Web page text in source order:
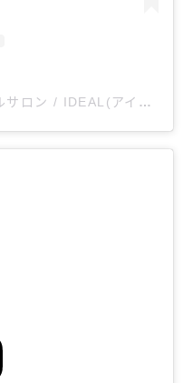
A post shared by 西条市ネイルサロン / IDEAL(アイディール) (@__ideal_nail_2)